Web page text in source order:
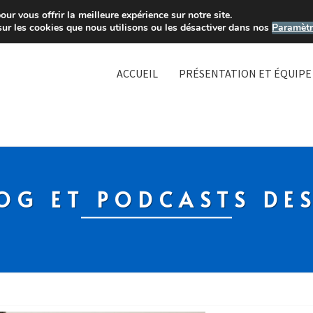
ACCUEIL PRÉSENTATION ET ÉQUIPE
ET PODCASTS
vous offrir la meilleure expérience sur notre site.
les cookies que nous utilisons ou les désactiver dans nos